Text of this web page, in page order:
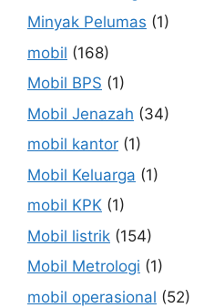
Minyak Pelumas (1)
mobil (168)
Mobil BPS (1)
Mobil Jenazah (34)
mobil kantor (1)
Mobil Keluarga (1)
mobil KPK (1)
Mobil listrik (154)
Mobil Metrologi (1)
mobil operasional (52)